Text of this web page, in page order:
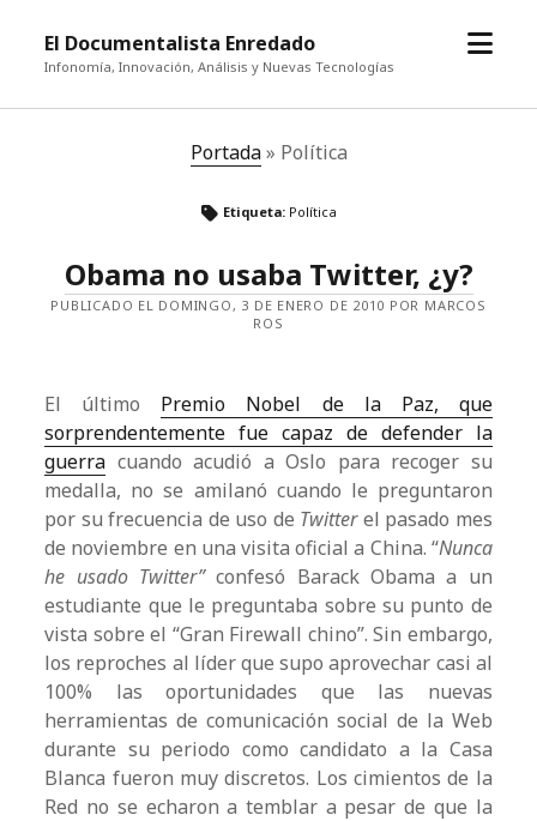
El Documentalista Enredado
Infonomía, Innovación, Análisis y Nuevas Tecnologías
abrir
Portada» Política
Etiqueta: Política
Obama no usaba Twitter, ¿y?
PUBLICADO EL DOMINGO, 3 DE ENERO DE 2010 POR MARCOS
ROS
El último Premio Nobel de la Paz, que
sorprendentemente fue capaz de defender la
guerra cuando acudió a Oslo para recoger su
medalla, no se amilanó cuando le preguntaron
por su frecuencia de uso de Twitterel pasado mes
de noviembre en una visita oficial a China. “Nunca
he usado Twitter”confesó Barack Obama a un
estudiante que le preguntaba sobre su punto de
vista sobre el “Gran Firewall chino”. Sin embargo,
los reproches al líder que supo aprovechar casi al
100% las oportunidades que las nuevas
herramientas de comunicación social de la Web
durante su periodo como candidato a la Casa
Blanca fueron muy discretos. Los cimientos de la
Red no se echaron a temblar a pesar de que la